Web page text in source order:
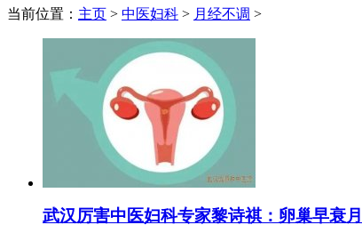
当前位置： 主页 > 中医妇科 > 月经不调 >
武汉厉害中医妇科专家黎诗祺：卵巢早衰